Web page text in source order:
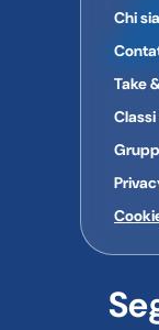
Chi
Take